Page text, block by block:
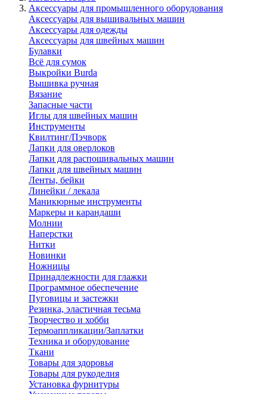
Аксессуары для промышленного оборудования
Аксессуары для вышивальных машин
Аксессуары для одежды
Аксессуары для швейных машин
Булавки
Всё для сумок
Выкройки Burda
Вышивка ручная
Вязание
Запасные части
Иглы для швейных машин
Инструменты
Квилтинг/Пэчворк
Лапки для оверлоков
Лапки для распошивальных машин
Лапки для швейных машин
Ленты, бейки
Линейки / лекала
Маникюрные инструменты
Маркеры и карандаши
Молнии
Наперстки
Нитки
Новинки
Ножницы
Принадлежности для глажки
Программное обеспечение
Пуговицы и застежки
Резинка, эластичная тесьма
Творчество и хобби
Термоаппликации/Заплатки
Техника и оборудование
Ткани
Товары для здоровья
Товары для рукоделия
Установка фурнитуры